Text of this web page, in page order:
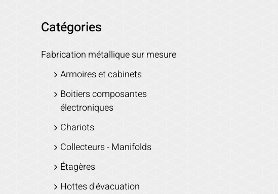
Catégories
Fabrication métallique sur mesure
Armoires et cabinets
Boitiers composantes
électroniques
Chariots
Collecteurs - Manifolds
Étagères
Hottes d'évacuation